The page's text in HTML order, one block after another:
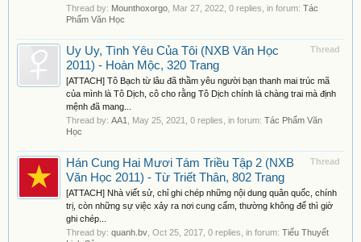
Thread by: Mounthoxorgo Mar 27, 2022 , 0 replies, in forum: Tác
Phẩm Văn Học
Thread
Uy Uy, Tình Yêu Của Tôi (NXB Văn Học
2011) - Hoàn Mộc, 320 Trang
[ATTACH] Tô Bạch từ lâu đã thầm yêu người bạn thanh mai trúc mã
của mình là Tô Dịch, cô cho rằng Tô Dịch chính là chàng trai mà định
mệnh đã mang...
Thread by: AA1 May 25, 2021 , 0 replies, in forum: Tác Phẩm Văn
Học
Thread
Hán Cung Hai Mươi Tám Triều Tập 2 (NXB
Văn Học 2011) - Từ Triết Thân, 802 Trang
[ATTACH] Nhà viết sử, chỉ ghi chép những nội dung quân quốc, chính
trị, còn những sự việc xảy ra nơi cung cấm, thường không để thì giờ
ghi chép...
Thread by: quanh.bv Oct 25, 2017 , 0 replies, in forum: Tiểu Thuyết